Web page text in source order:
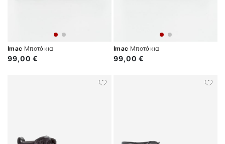
Imac Μποτάκια
99,00 €
Imac Μποτάκια
99,00 €